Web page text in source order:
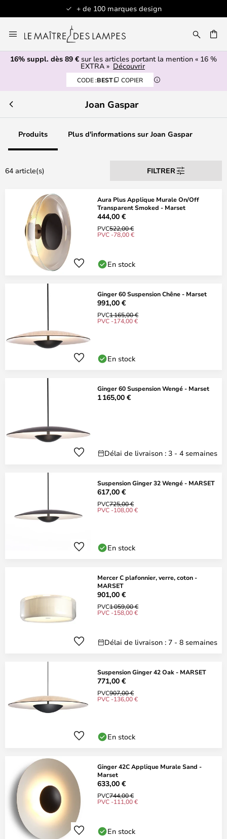
+ de 100 marques design
au
contenu
16% suppl. dès 89 € sur les articles portant la mention « 16 %
EXTRA » Découvrir
CODE :BEST COPIER
Joan Gaspar
Produits Plus d'informations sur Joan Gaspar
64 article(s) FILTRER
Aura Plus Applique Murale On/Off
Transparent Smoked - Marset
444,00 €
PVC522,00 €
PVC -78,00 €
En stock
Ginger 60 Suspension Chêne - Marset
991,00 €
PVC1 165,00 €
PVC -174,00 €
En stock
Ginger 60 Suspension Wengé - Marset
1 165,00 €
Délai de livraison : 3 - 4 semaines
Suspension Ginger 32 Wengé - MARSET
617,00 €
PVC725,00 €
PVC -108,00 €
En stock
Mercer C plafonnier, verre, coton -
MARSET
901,00 €
PVC1 059,00 €
PVC -158,00 €
Délai de livraison : 7 - 8 semaines
Suspension Ginger 42 Oak - MARSET
771,00 €
PVC907,00 €
PVC -136,00 €
En stock
Ginger 42C Applique Murale Sand -
Marset
633,00 €
PVC744,00 €
PVC -111,00 €
En stock